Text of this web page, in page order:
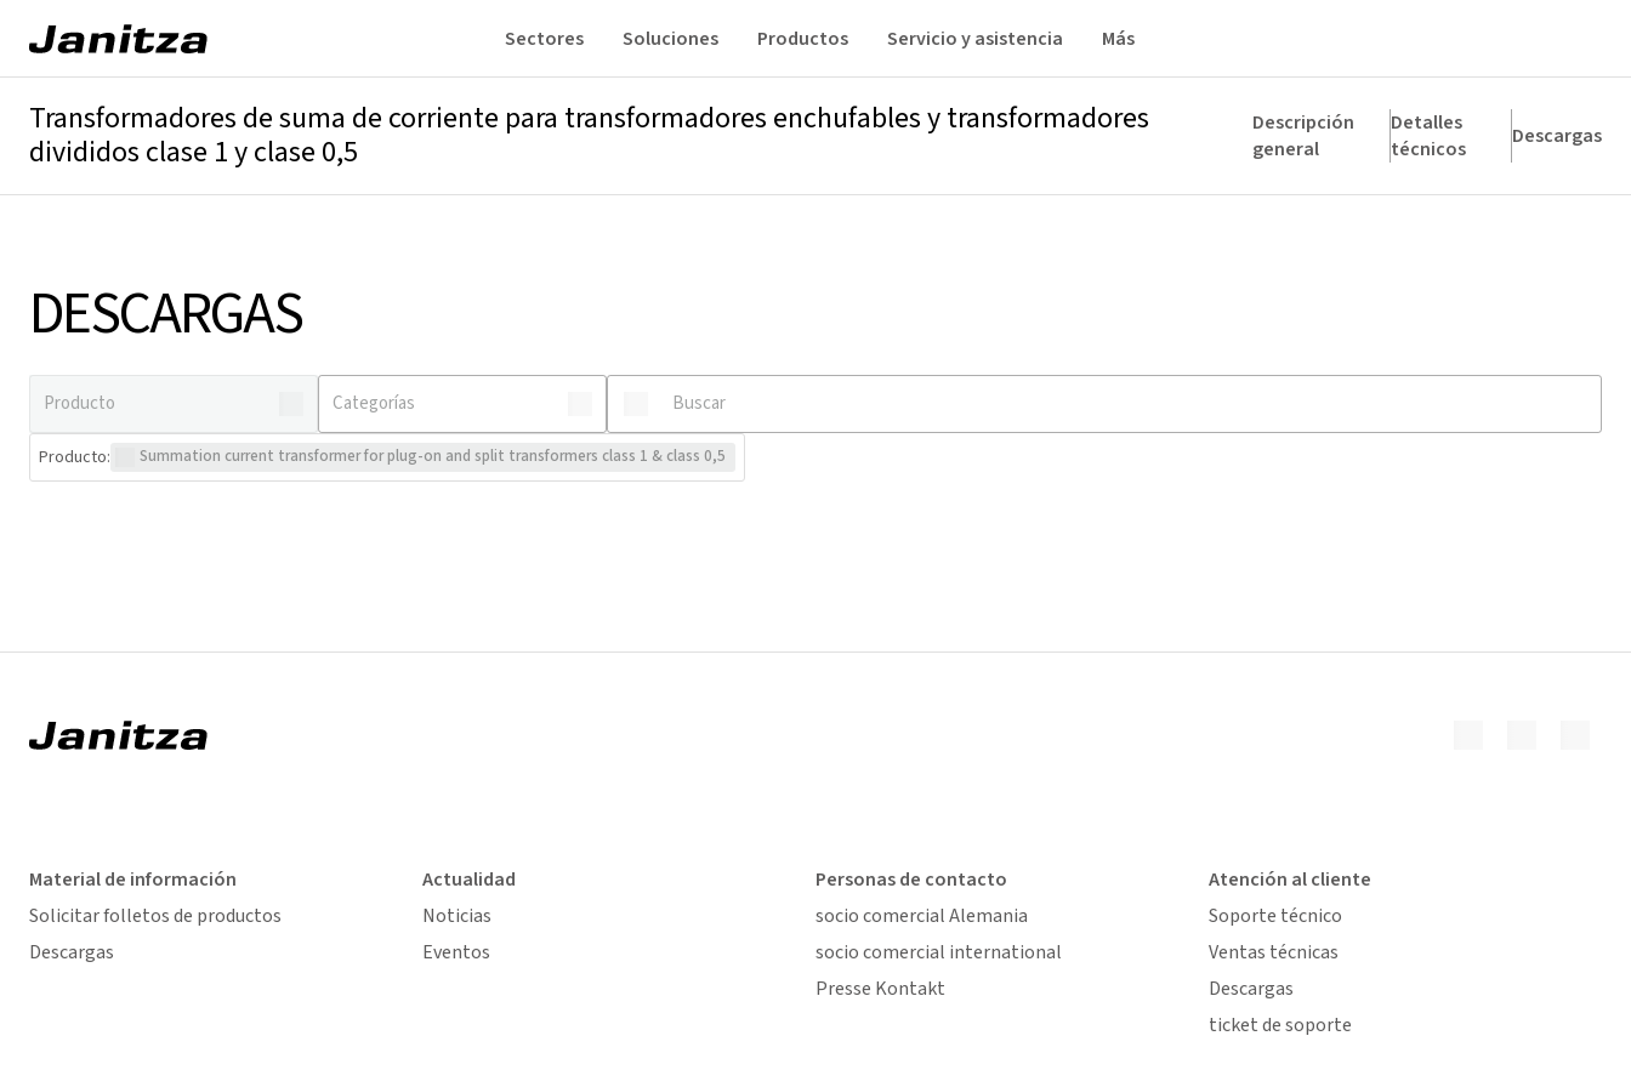
Sectores Soluciones Productos Servicio y asistencia Más
Transformadores de suma de corriente para transformadores enchufables y transformadores
divididos clase 1 y clase 0,5
Descripción
general
Detalles
técnicos
Descargas
DESCARGAS
Producto: Summation current transformer for plug-on and split transformers class 1 & class 0,5
Material de información
Solicitar folletos de productos
Descargas
Actualidad
Noticias
Eventos
Personas de contacto
socio comercial Alemania
socio comercial international
Presse Kontakt
Atención al cliente
Soporte técnico
Ventas técnicas
Descargas
ticket de soporte